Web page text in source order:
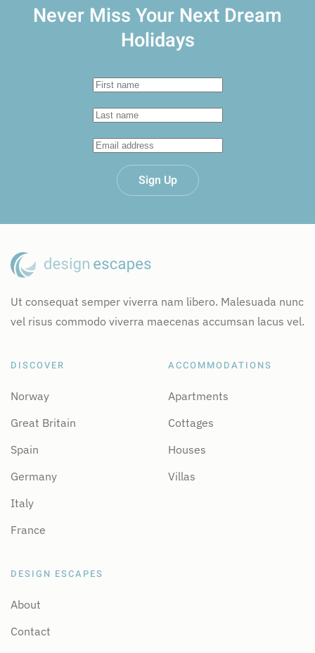
Never Miss Your Next Dream
Holidays
Sign Up
Ut consequat semper viverra nam libero. Malesuada nunc
vel risus commodo viverra maecenas accumsan lacus vel.
DISCOVER
Norway
Great Britain
Spain
Germany
Italy
France
ACCOMMODATIONS
Apartments
Cottages
Houses
Villas
DESIGN ESCAPES
About
Contact